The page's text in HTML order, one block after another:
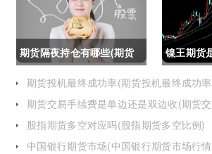
怎么办)
期货隔夜持仓有哪些(期货
隔夜持仓有哪些风险)
镍王期货
是看跌还
期货投机最终成功率(期货投机最终成功
期货交易手续费是单边还是双边收(期货
是双边收费)
股指期货多空对应吗(股指期货多空比例)
中国银行期货市场(中国银行期货市场行